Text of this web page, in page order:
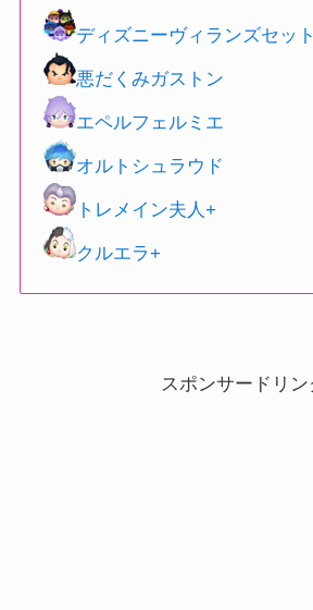
ディズニーヴィランズセット
悪だくみガストン
エペルフェルミエ
オルトシュラウド
トレメイン夫人+
クルエラ+
スポンサードリン